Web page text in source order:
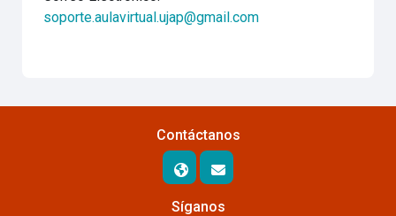
soporte.aulavirtual.ujap@gmail.com
Contáctanos
Síganos